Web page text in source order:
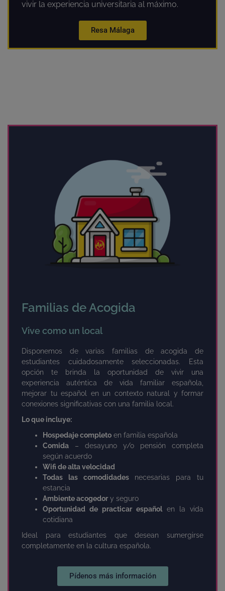
vivir la experiencia universitaria al máximo.
Resa Málaga
Familias de Acogida
Vive como un local
Disponemos de varias familias de acogida de
estudiantes cuidadosamente seleccionadas. Esta
opción te brinda la oportunidad de vivir una
experiencia auténtica de vida familiar española,
mejorar tu español en un contexto natural y formar
conexiones significativas con una familia local.
Lo que incluye:
Hospedaje completo en familia española
Comida – desayuno y/o pensión completa
según acuerdo
Wifi de alta velocidad
Todas las comodidadesnecesarias para tu
estancia
Ambiente acogedor y seguro
Oportunidad de practicar españolen la vida
cotidiana
Ideal para estudiantes que desean sumergirse
completamente en la cultura española.
Pídenos más información